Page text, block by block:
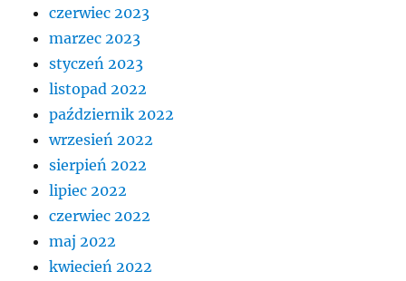
czerwiec 2023
marzec 2023
styczeń 2023
listopad 2022
październik 2022
wrzesień 2022
sierpień 2022
lipiec 2022
czerwiec 2022
maj 2022
kwiecień 2022